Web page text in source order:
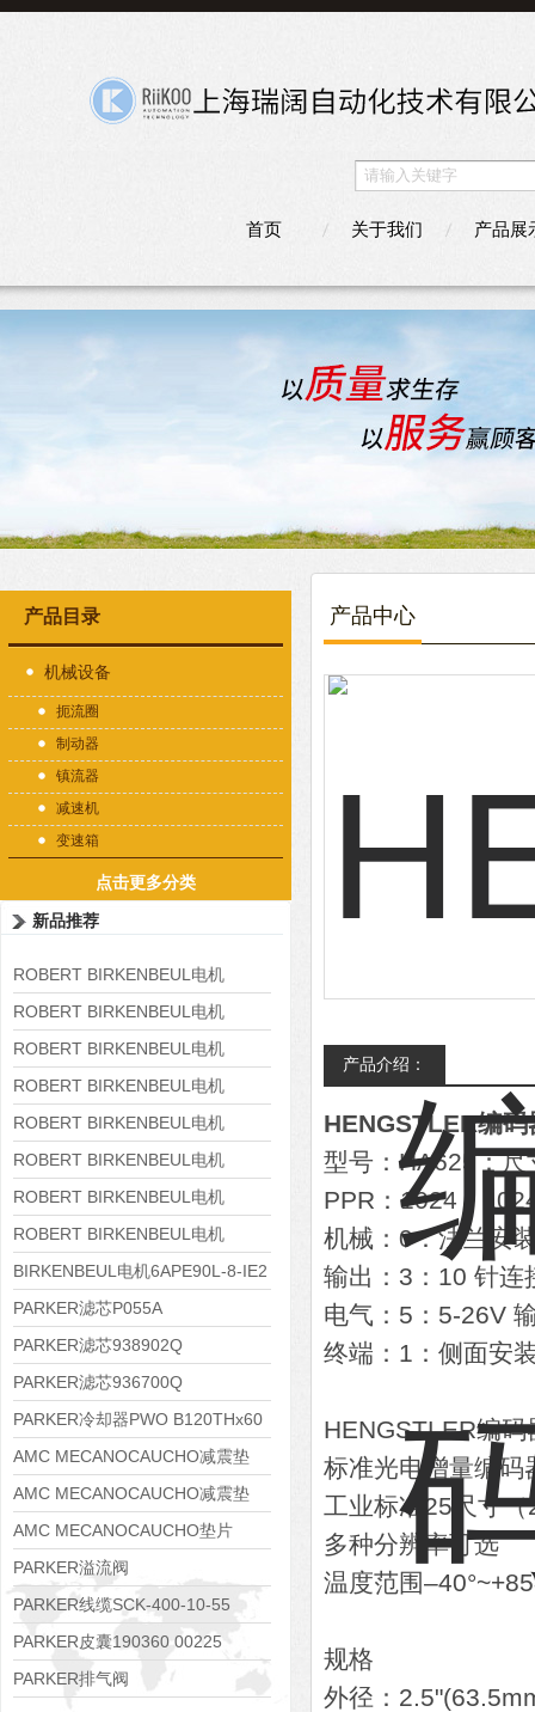
首页 关于我们 产品展
产品目录
机械设备
扼流圈
制动器
镇流器
减速机
变速箱
点击更多分类
新品推荐
ROBERT BIRKENBEUL电机
8APE225M-4-IE3
ROBERT BIRKENBEUL电机
8APE180L-4 IE3
ROBERT BIRKENBEUL电机
8APE160M-6 IE3
ROBERT BIRKENBEUL电机
8APE160L-4-IE3
ROBERT BIRKENBEUL电机
8APE112M-6K-IE3
ROBERT BIRKENBEUL电机
8APE100L-2 IE3
ROBERT BIRKENBEUL电机
8APE90S-4 IE3
ROBERT BIRKENBEUL电机
8APE80M-2K-IE3
BIRKENBEUL电机6APE90L-8-IE2
PARKER滤芯P055A
PARKER滤芯938902Q
PARKER滤芯936700Q
PARKER冷却器PWO B120THx60
AMC MECANOCAUCHO减震垫
138552
AMC MECANOCAUCHO减震垫
138551
AMC MECANOCAUCHO垫片
608074
PARKER溢流阀
RE06M35W2N1KWXG087
PARKER线缆SCK-400-10-55
PARKER皮囊190360 00225
PARKER排气阀
产品中心
产品介绍：
HENGSTLER编
型号：HA625：
PPR：1024：
机械：0：法兰安
输出：3：10 针连
电气：5：5-26V
终端：1：侧面安
HENGSTLER编
标准光电增量编码
工业标准25尺寸（
多种分辨率可选
温度范围
规格
外径：